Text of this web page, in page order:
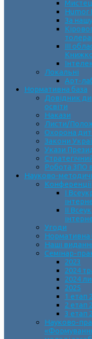
Humor
За
ІII
Локальні
Арт-
Нормативна база
Довідник
освіти
Накази
Листи/
Охорона
Закони
Укази
Робота ЗПО
Науково-
Конференції
І
ІІ
Угоди
Нормативна
Наші
Семінар-
2023
2024
2024
2025
1 етап
2 етап
3 етап
Науково-
«Формування